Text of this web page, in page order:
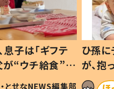
子は「ギフテ
が“ウチ給食”を
とは #令和の親
とせなNEWS編集部
ひ孫
が、
「涙が